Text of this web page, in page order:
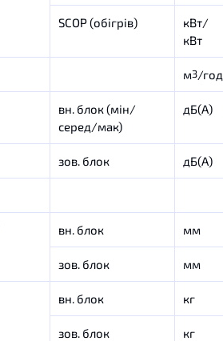
SCOP (обігрів)
кВт/
кВт
м3/год
вн. блок (мін/
серед/мак)
дБ(А)
зов. блок дБ(А)
вн. блок мм
зов. блок мм
вн. блок кг
зов. блок кг